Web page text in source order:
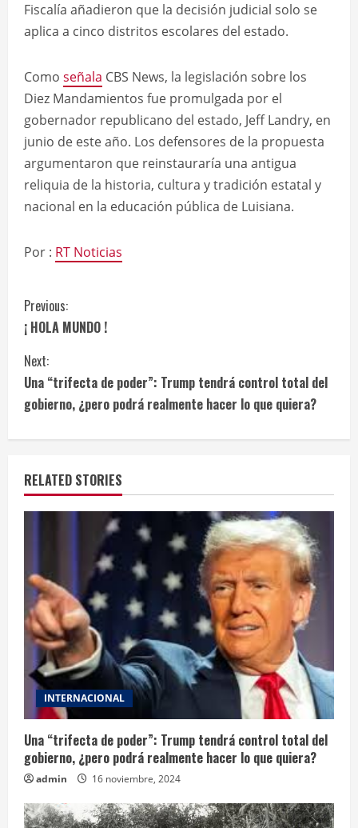
Fiscalía añadieron que la decisión judicial solo se
aplica a cinco distritos escolares del estado.
Como señala CBS News, la legislación sobre los
Diez Mandamientos fue promulgada por el
gobernador republicano del estado, Jeff Landry, en
junio de este año. Los defensores de la propuesta
argumentaron que reinstauraría una antigua
reliquia de la historia, cultura y tradición estatal y
nacional en la educación pública de Luisiana.
Por : RT Noticias
C
o
n
t
i
n
u
R
e
a
d
i
n
g
Previous:
¡ HOLA MUNDO !
Next:
Una “trifecta de poder”: Trump tendrá control total del
gobierno, ¿pero podrá realmente hacer lo que quiera?
RELATED STORIES
INTERNACIONAL
Una “trifecta de poder”: Trump tendrá control total del
gobierno, ¿pero podrá realmente hacer lo que quiera?
admin 16 noviembre, 2024